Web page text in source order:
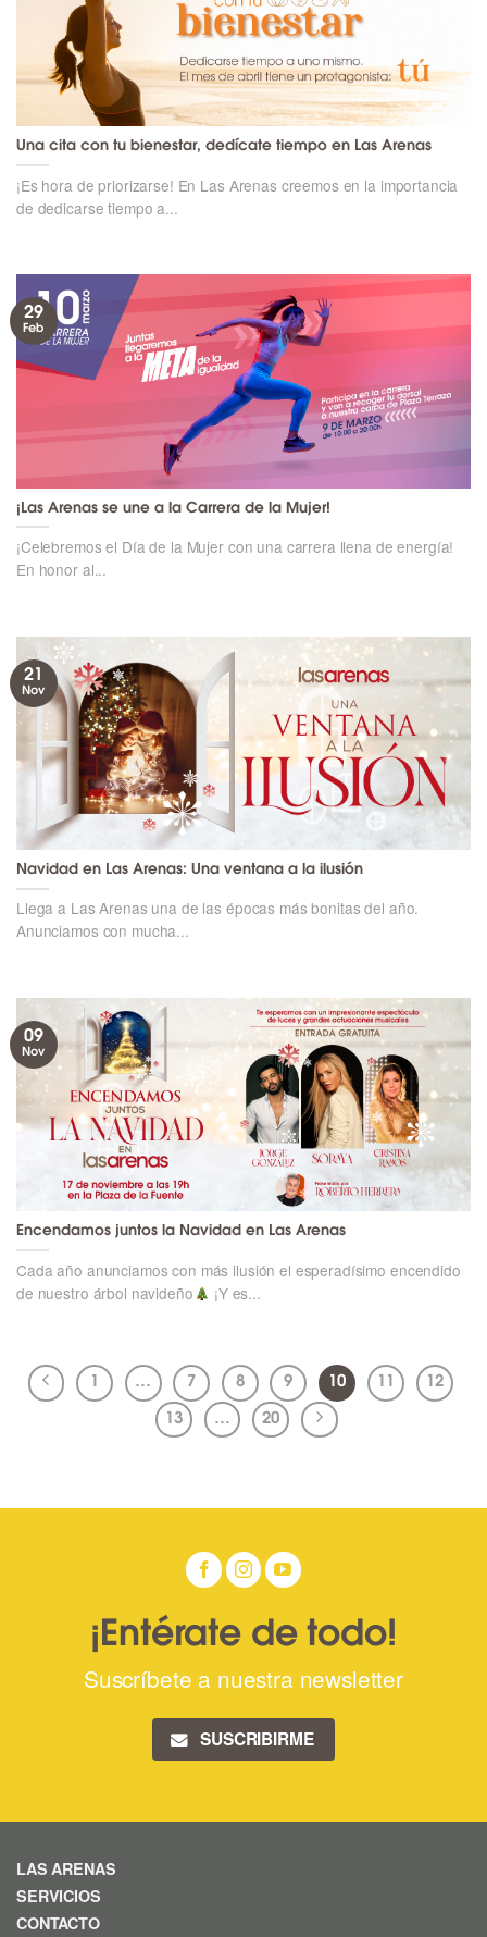
Una cita con tu bienestar, dedícate tiempo en Las Arenas
¡Es hora de priorizarse! En Las Arenas creemos en la importancia
de dedicarse tiempo a...
¡Las Arenas se une a la Carrera de la Mujer!
¡Celebremos el Día de la Mujer con una carrera llena de energía!
En honor al...
29
Feb
Navidad en Las Arenas: Una ventana a la ilusión
Llega a Las Arenas una de las épocas más bonitas del año.
Anunciamos con mucha...
21
Nov
Encendamos juntos la Navidad en Las Arenas
Cada año anunciamos con más ilusión el esperadísimo encendido
de nuestro árbol navideño
¡Y es...
09
Nov
1 … 7 8 9 10 11 12
13 … 20
¡Entérate de todo!
Suscríbete a nuestra newsletter
SUSCRIBIRME
LAS ARENAS
SERVICIOS
CONTACTO